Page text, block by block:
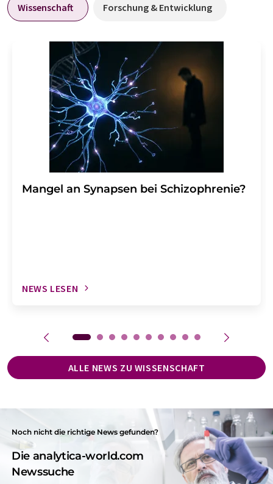
Wissenschaft Forschung & Entwicklung
Mangel an Synapsen bei Schizophrenie?
NEWS LESEN
ALLE NEWS ZU WISSENSCHAFT
Noch nicht die richtige News gefunden?
Die analytica-world.com
Newssuche